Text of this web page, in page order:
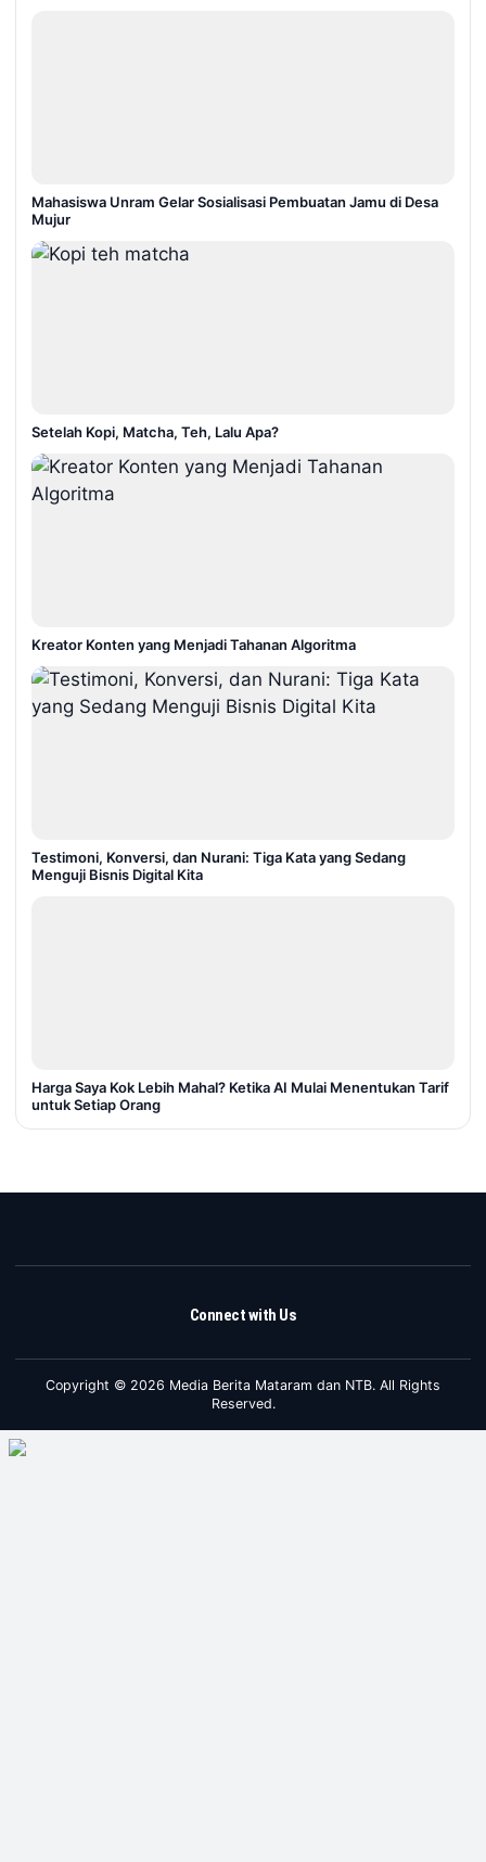
Mahasiswa Unram Gelar Sosialisasi Pembuatan Jamu di Desa
Mujur
Setelah Kopi, Matcha, Teh, Lalu Apa?
Kreator Konten yang Menjadi Tahanan Algoritma
Testimoni, Konversi, dan Nurani: Tiga Kata yang Sedang
Menguji Bisnis Digital Kita
Harga Saya Kok Lebih Mahal? Ketika AI Mulai Menentukan Tarif
untuk Setiap Orang
Connect with Us
Copyright © 2026 Media Berita Mataram dan NTB. All Rights
Reserved.